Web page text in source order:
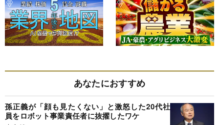
あなたにおすすめ
孫正義が「顔も見たくない」と激怒した20代社
員をロボット事業責任者に抜擢したワケ